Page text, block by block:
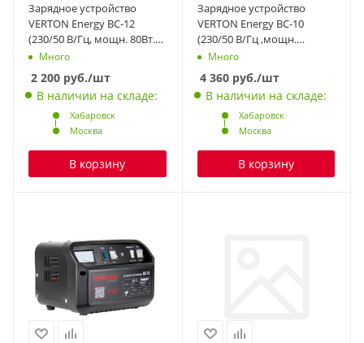
Зарядное устройство
VERTON Energy BC-12
(230/50 В/Гц, мощн. 80Вт.
напряж. аккум. 12/24
В,емкость обсл. аккум.20-
150Ач,заряд. ток 12А, раб.
темп. (-20) - (+40) С, LCD) 10
шт/уп
Много
2 200 руб./шт
В наличии на складе:
Хабаровск
Москва
В корзину
Зарядное устройство
VERTON Energy BC-10
(230/50 В/Гц ,мощн.
100Вт,напряж. аккум.
12/24В,емкость обсл.
аккум. 15-100 Ач, зар. ток
(пик/норм) 10/6 А)
Много
4 360руб./шт
В наличии на складе:
Хабаровск
Москва
В корзину